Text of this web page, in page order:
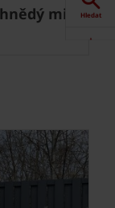
mix Hledat
Produkty